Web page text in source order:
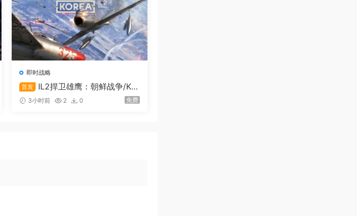
即时战略
首发
IL2捍卫雄鹰：朝鲜战争/Kor
ea. IL-2 Series
3小时前 2 0 免费